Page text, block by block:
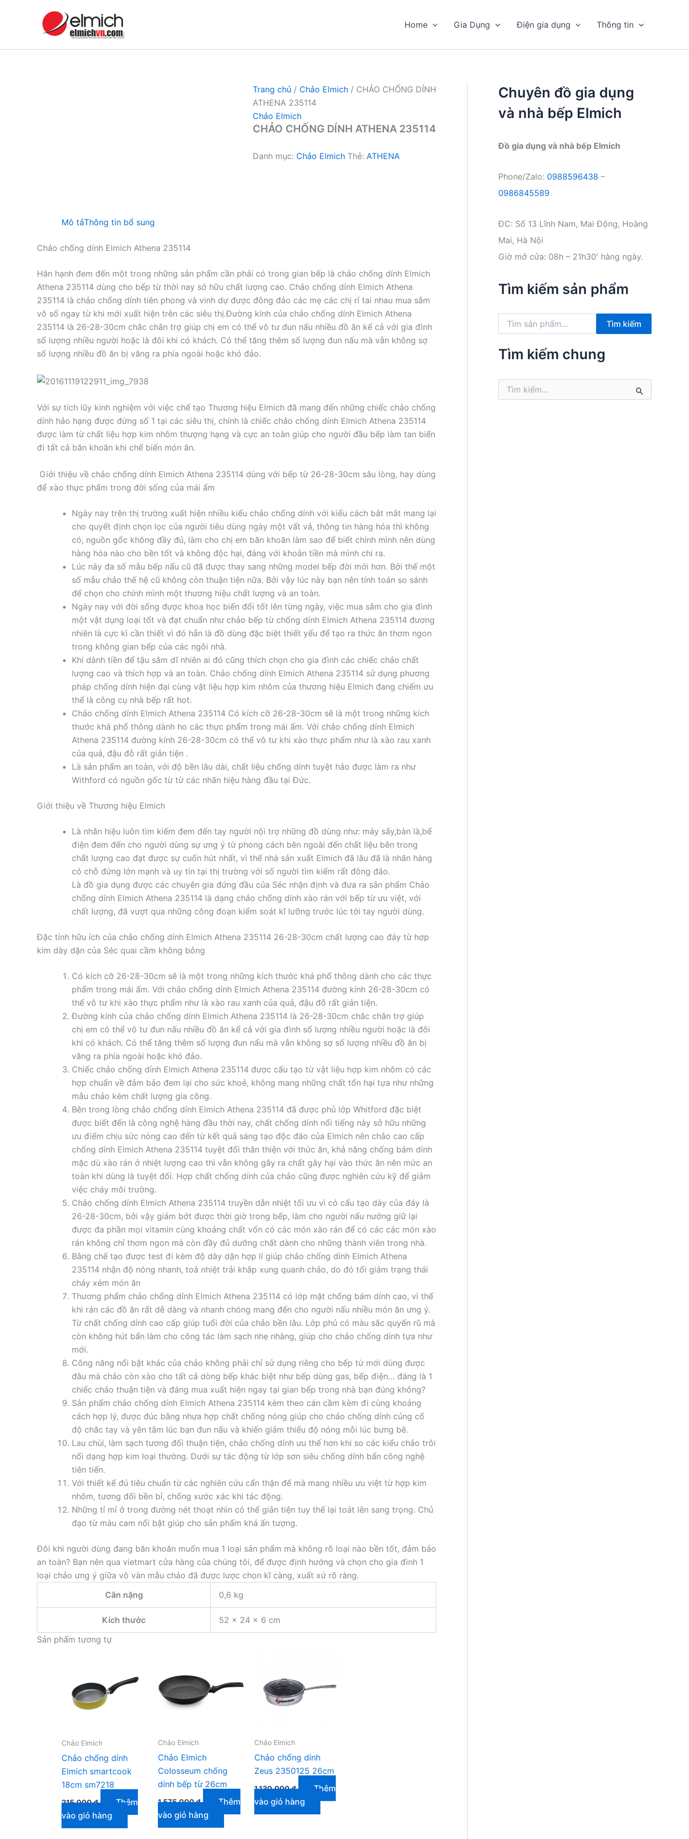
Home Gia Dụng Điện gia dụng Thông tin
Trang chủ / Chảo Elmich/ CHẢO CHỐNG DÍNH
ATHENA 235114
Chảo Elmich
CHẢO CHỐNG DÍNH ATHENA 235114
Danh mục: Chảo Elmich Thẻ: ATHENA
Mô tảThông tin bổ sung
Chảo chống dính Elmich Athena 235114
Hân hạnh đem đến một trong những sản phẩm cần phải có trong gian bếp là chảo chống dính Elmich
Athena 235114 dùng cho bếp từ thời nay sở hữu chất lượng cao. Chảo chống dính Elmich Athena
235114 là chảo chống dính tiên phong và vinh dự được đông đảo các mẹ các chị rỉ tai nhau mua sắm
vô số ngay từ khi mới xuất hiện trên các siêu thị.Đường kính của chảo chống dính Elmich Athena
235114 là 26-28-30cm chắc chắn trợ giúp chị em có thể vô tư đun nấu nhiều đồ ăn kể cả với gia đình
số lượng nhiều người hoặc là đôi khi có khách. Có thể tăng thêm số lượng đun nấu mà vẫn không sợ
số lượng nhiều đồ ăn bị văng ra phía ngoài hoặc khó đảo.
Với sự tích lũy kinh nghiệm với việc chế tạo Thương hiệu Elmich đã mang đến những chiếc chảo chống
dính hảo hạng được đứng số 1 tại các siêu thị, chính là chiếc chảo chống dính Elmich Athena 235114
được làm từ chất liệu hợp kim nhôm thượng hạng và cực an toàn giúp cho người đầu bếp làm tan biến
đi tất cả băn khoăn khi chế biến món ăn.
Giới thiệu về chảo chống dính Elmich Athena 235114 dùng với bếp từ 26-28-30cm sâu lòng, hay dùng
để xào thực phẩm trong đời sống của mái ấm
Ngày nay trên thị trường xuất hiện nhiều kiểu chảo chống dính với kiểu cách bắt mắt mang lại
cho quyết định chọn lọc của người tiêu dùng ngày một vất vả, thông tin hàng hóa thì không
có, nguồn gốc không đầy đủ, làm cho chị em băn khoăn làm sao để biết chính mình nên dùng
hàng hóa nào cho bền tốt và không độc hại, đáng với khoản tiền mà mình chi ra.
Lúc này đa số mẫu bếp nấu cũ đã được thay sang những model bếp đời mới hơn. Bởi thế một
số mẫu chảo thế hệ cũ không còn thuận tiện nữa. Bởi vậy lúc này bạn nên tính toán so sánh
để chọn cho chính mình một thương hiệu chất lượng và an toàn.
Ngày nay với đời sống được khoa học biến đổi tốt lên từng ngày, việc mua sắm cho gia đình
một vật dụng loại tốt và đạt chuẩn như chảo bếp từ chống dính Elmich Athena 235114 đương
nhiên là cực kì cần thiết vì đó hẳn là đồ dùng đặc biệt thiết yếu để tạo ra thức ăn thơm ngon
trong không gian bếp của các ngôi nhà.
Khi dành tiền để tậu sắm dĩ nhiên ai đó cũng thích chọn cho gia đình các chiếc chảo chất
lượng cao và thích hợp và an toàn. Chảo chống dính Elmich Athena 235114 sử dụng phương
pháp chống dính hiện đại cùng vật liệu hợp kim nhôm của thương hiệu Elmich đang chiếm ưu
thế là công cụ nhà bếp rất hot.
Chảo chống dính Elmich Athena 235114 Có kích cỡ 26-28-30cm sẽ là một trong những kích
thước khá phổ thông dành ho các thực phẩm trong mái ấm. Với chảo chống dính Elmich
Athena 235114 đường kính 26-28-30cm có thể vô tư khi xào thực phẩm như là xào rau xanh
của quả, đậu đỗ rất giản tiện .
Là sản phẩm an toàn, với độ bền lâu dài, chất liệu chống dính tuyệt hảo được làm ra như
Withford có nguồn gốc từ từ các nhãn hiệu hàng đầu tại Đức.
Giới thiệu về Thương hiệu Elmich
Là nhãn hiệu luôn tìm kiếm đem đến tay người nội trợ những đồ dùng như: máy sấy,bàn là,bế
điện đem đến cho người dùng sự ưng ý từ phong cách bên ngoài đến chất liệu bên trong
chất lượng cao đạt được sự cuốn hút nhất, vì thế nhà sản xuất Elmich đã lâu đã là nhãn hàng
có chỗ đứng lớn mạnh và uy tín tại thị trường với số người tìm kiếm rất đông đảo.
Là đồ gia dụng được các chuyên gia đứng đầu của Séc nhận định và đưa ra sản phẩm Chảo
chống dính Elmich Athena 235114 là dạng chảo chống dính xào rán với bếp từ ưu việt, với
chất lượng, đã vượt qua những công đoạn kiểm soát kĩ lưỡng trước lúc tới tay người dùng.
Đặc tính hữu ích của chảo chống dính Elmich Athena 235114 26-28-30cm chất lượng cao đáy từ hợp
kim dày dặn của Séc quai cầm không bỏng
Có kích cỡ 26-28-30cm sẽ là một trong những kích thước khá phổ thông dành cho các thực
phẩm trong mái ấm. Với chảo chống dính Elmich Athena 235114 đường kính 26-28-30cm có
thể vô tư khi xào thực phẩm như là xào rau xanh của quả, đậu đỗ rất giản tiện.
Đường kính của chảo chống dính Elmich Athena 235114 là 26-28-30cm chắc chắn trợ giúp
chị em có thể vô tư đun nấu nhiều đồ ăn kể cả với gia đình số lượng nhiều người hoặc là đôi
khi có khách. Có thể tăng thêm số lượng đun nấu mà vẫn không sợ số lượng nhiều đồ ăn bị
văng ra phía ngoài hoặc khó đảo.
Chiếc chảo chống dính Elmich Athena 235114 được cấu tạo từ vật liệu hợp kim nhôm có các
hợp chuẩn về đảm bảo đem lại cho sức khoẻ, không mang những chất tổn hại tựa như những
mẫu chảo kém chất lượng gia công.
Bên trong lòng chảo chống dính Elmich Athena 235114 đã được phủ lớp Whitford đặc biệt
được biết đến là công nghệ hàng đầu thời nay, chất chống dính nổi tiếng này sở hữu những
ưu điểm chịu sức nóng cao đến từ kết quả sáng tạo độc đáo của Elmich nên chảo cao cấp
chống dính Elmich Athena 235114 tuyệt đối thân thiện với thức ăn, khả năng chống bám dính
mặc dù xào rán ở nhiệt lượng cao thì vẫn không gây ra chất gây hại vào thức ăn nên mức an
toàn khi dùng là tuyệt đối. Hợp chất chống dính của chảo cũng được nghiên cứu kỹ để giảm
việc cháy môi trường.
Chảo chống dính Elmich Athena 235114 truyền dẫn nhiệt tối ưu vì có cấu tạo dày của đáy là
26-28-30cm, bởi vậy giảm bớt được thời giờ trong bếp, làm cho người nấu nướng giữ lại
được đa phần mọi vitamin cùng khoáng chất vốn có các món xào rán để có các các món xào
rán không chỉ thơm ngon mà còn đầy đủ dưỡng chất dành cho những thành viên trong nhà.
Bằng chế tạo được test đi kèm độ dày dặn hợp lí giúp chảo chống dính Elmich Athena
235114 nhận độ nóng nhanh, toả nhiệt trải khắp xung quanh chảo, do đó tối giảm trạng thái
cháy xém món ăn
Thương phẩm chảo chống dính Elmich Athena 235114 có lớp mặt chống bám dính cao, vì thế
khi rán các đồ ăn rất dễ dàng và nhanh chóng mang đến cho người nấu nhiều món ăn ưng ý.
Từ chất chống dính cao cấp giúp tuổi đời của chảo bền lâu. Lớp phủ có màu sắc quyến rũ mà
còn không hút bẩn làm cho công tác làm sạch nhẹ nhàng, giúp cho chảo chống dính tựa như
mới.
Công năng nổi bật khác của chảo không phải chỉ sử dụng riêng cho bếp từ mới dùng được
đâu mà chảo còn xào cho tất cả dòng bếp khác biệt như bếp dùng gas, bếp điện… đáng là 1
chiếc chảo thuận tiện và đáng mua xuất hiện ngay tại gian bếp trong nhà bạn đúng không?
Sản phẩm chảo chống dính Elmich Athena 235114 kèm theo cán cầm kèm đi cùng khoảng
cách hợp lý, được đúc bằng nhựa hợp chất chống nóng giúp cho chảo chống dính củng cố
độ chắc tay và yên tâm lúc bạn đun nấu và khiến giảm thiểu độ nóng mỗi lúc bưng bê.
Lau chùi, làm sạch tương đối thuận tiện, chảo chống dính ưu thế hơn khi so các kiểu chảo trôi
nổi dạng hợp kim loại thường. Dưới sự tác động từ lớp sơn siêu chống dính bẩn công nghệ
tiên tiến.
Với thiết kế đủ tiêu chuẩn từ các nghiên cứu cẩn thận để mà mang nhiều ưu việt từ hợp kim
nhôm, tương đối bền bỉ, chống xước xác khi tác động.
Những tỉ mỉ ở trong đường nét thoạt nhìn có thể giản tiện tuy thế lại toát lên sang trọng. Chủ
đạo từ màu cam nổi bật giúp cho sản phẩm khá ấn tượng.
Đôi khi người dùng đang băn khoăn muốn mua 1 loại sản phẩm mà không rõ loại nào bền tốt, đảm bảo
an toàn? Bạn nên qua vietmart cửa hàng của chúng tôi, để được định hướng và chọn cho gia đình 1
loại chảo ưng ý giữa vô vàn mẫu chảo đã được lược chọn kĩ càng, xuất xứ rõ ràng.
Cân nặng
0,6 kg
Kích thước
52 × 24 × 6 cm
Sản phẩm tương tự
Chảo Elmich
Chảo chống dính
Elmich smartcook
18cm sm7218
215.000₫
Thêm
vào giỏ hàng
Chảo Elmich
Chảo Elmich
Colosseum chống
dính bếp từ 26cm
1.575.000₫
Thêm
vào giỏ hàng
Chảo Elmich
Chảo chống dính
Zeus 2350125 26cm
1.130.000₫
Thêm
vào giỏ hàng
Chuyên đồ gia dụng
và nhà bếp Elmich
Đồ gia dụng và nhà bếp Elmich
Phone/Zalo: 0988596438 –
0986845589
ĐC: Số 13 Lĩnh Nam, Mai Động, Hoàng
Mai, Hà Nội
Giờ mở cửa: 08h – 21h30′ hàng ngày.
Tìm kiếm sản phẩm
k
m
Tìm kiếm
Tìm kiếm chung